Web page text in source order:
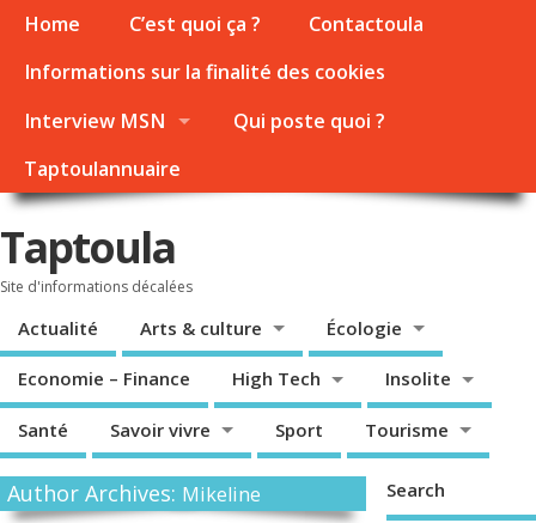
Home C’est quoi ça ?
Contactoula
Informations sur la finalité des cookies
Interview MSN
Qui poste quoi ?
Taptoulannuaire
Taptoula
Site d'informations décalées
Actualité Arts & culture Écologie
Economie – Finance High Tech Insolite
Santé Savoir vivre Sport Tourisme
Author Archives: Mikeline Search